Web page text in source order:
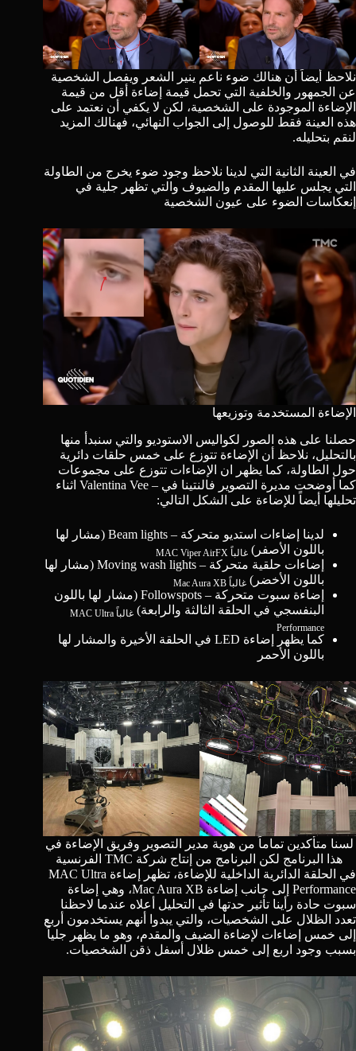
نلاحظ أيضاً أن هنالك ضوء ناعم ينير الشعر ويفصل الشخصية
عن الجمهور والخلفية التي تحمل قيمة إضاءة أقل من قيمة
الإضاءة الموجودة على الشخصية، لكن لا يكفي أن نعتمد على
هذه العينة فقط للوصول إلى الجواب النهائي، فهنالك المزيد
لنقم بتحليله.
في العينة الثانية التي لدينا نلاحظ وجود ضوء يخرج من الطاولة
التي يجلس عليها المقدم والضيوف والتي تظهر جلية في
إنعكاسات الضوء على عيون الشخصية
الإضاءة المستخدمة وتوزيعها
حصلنا على هذه الصور لكواليس الاستوديو والتي سنبدأ منها
بالتحليل، نلاحظ أن الإضاءة تتوزع على خمس حلقات دائرية
حول الطاولة، كما يظهر ان الإضاءات تتوزع على مجموعات
كما أوضحت مديرة التصوير فالنتينا في –
Valentina Vee اثناء
تحليلها أيضاً للإضاءة على الشكل التالي:
لدينا إضاءات استديو متحركة – Beam lights (مشار لها
باللون الأصفر) غالباً
إضاءات حلقية متحركة – Moving wash lights (مشار لها
باللون الأخضر) غالباً
إضاءة سبوت متحركة – Followspots (مشار لها باللون
البنفسجي في الحلقة الثالثة والرابعة) غالباً MAC Ultra
Performance
كما يظهر إضاءة LED في الحلقة الأخيرة والمشار لها
باللون الأحمر
لسنا متأكدين تماماً من هوية مدير التصوير وفريق الإضاءة في
هذا البرنامج لكن البرنامج من إنتاج شركة TMC الفرنسية
في الحلقة الدائرية الداخلية للإضاءة، تظهر إضاءة MAC Ultra
Performance إلى جانب إضاءة Mac Aura XB، وهي إضاءة
سبوت حادة رأينا تأثير حدتها في التحليل أعلاه عندما لاحظنا
تعدد الظلال على الشخصيات، والتي يبدوا أنهم يستخدمون أربع
إلى خمس إضاءات لإضاءة الضيف والمقدم، وهو ما يظهر جلياً
بسبب وجود اربع إلى خمس ظلال أسفل ذقن الشخصيات.